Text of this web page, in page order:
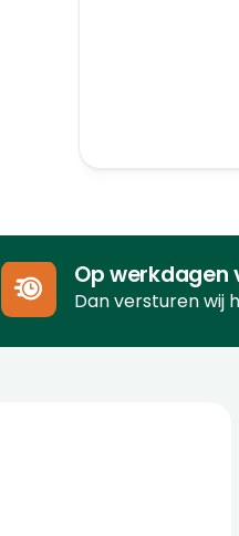
Op werkdagen
Dan versturen wij